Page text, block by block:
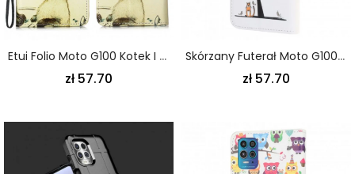
Etui Folio Moto G100 Kotek I Pasiasta Mama Etui Ochronne
zł 57.70
Skórzany Futerał Moto G100 Etui Na Telefon Funky Cats Strappy
zł 57.70